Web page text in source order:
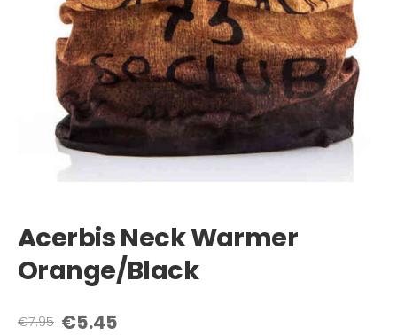
Acerbis Neck Warmer
Orange/Black
€7.95 €5.45